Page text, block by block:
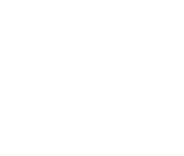
品（組合商品恕無法接受單獨退貨）必須